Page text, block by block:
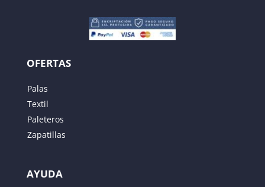
OFERTAS
Palas
Textil
Paleteros
Zapatillas
AYUDA